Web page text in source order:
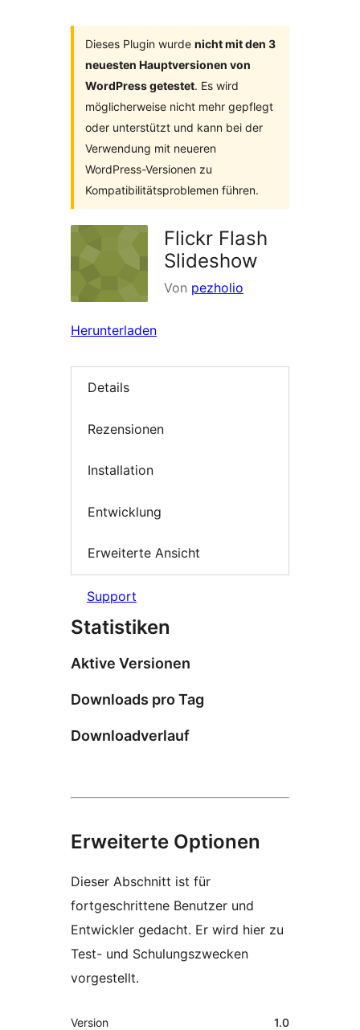
Dieses Plugin wurde nicht mit den 3
neuesten Hauptversionen von
WordPress getestet. Es wird
möglicherweise nicht mehr gepflegt
oder unterstützt und kann bei der
Verwendung mit neueren
WordPress-Versionen zu
Kompatibilitätsproblemen führen.
Flickr Flash
Slideshow
Von pezholio
Herunterladen
Details
Rezensionen
Installation
Entwicklung
Erweiterte Ansicht
Support
Statistiken
Aktive Versionen
Downloads pro Tag
Downloadverlauf
Erweiterte Optionen
Dieser Abschnitt ist für
fortgeschrittene Benutzer und
Entwickler gedacht. Er wird hier zu
Test- und Schulungszwecken
vorgestellt.
Meta
Version 1.0